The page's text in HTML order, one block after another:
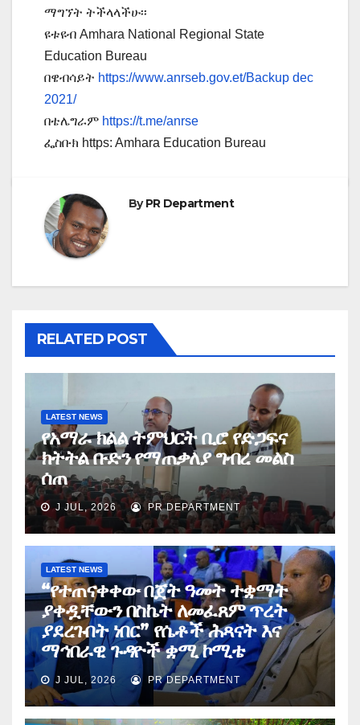
ማግኘት ትችላላችሁ፡፡
ዩቱዩብ Amhara National Regional State
Education Bureau
በዌብሳይት https://www.anrseb.gov.et/Backup dec
2021/
በቴሌግራም https://t.me/anrse
ፌስቡክ https: Amhara Education Bureau
ByPR Department
RELATED POST
LATEST NEWS
የአማራ ክልል ትምህርት ቢሮ የድጋፍና
ክትትል ቡድን የማጠቃለያ ግብረ መልስ
ሰጠ
J JUL, 2026 PR DEPARTMENT
LATEST NEWS
“የተጠናቀቀው በጀት ዓመት ተቋማት
ያቀዷቸውን በስኬት ለመፈጸም ጥረት
ያደረጉበት ነበር” የሴቶች ሕጻናት እና
ማኅበራዊ ጉዳዮች ቋሚ ኮሚቴ
J JUL, 2026 PR DEPARTMENT